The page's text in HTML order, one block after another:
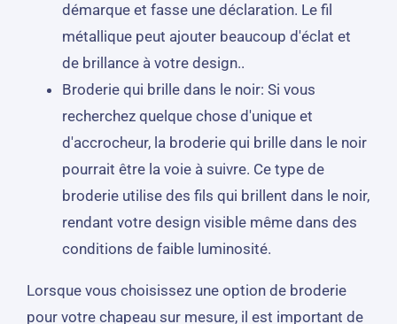
démarque et fasse une déclaration. Le fil
métallique peut ajouter beaucoup d'éclat et
de brillance à votre design..
Broderie qui brille dans le noir: Si vous
recherchez quelque chose d'unique et
d'accrocheur, la broderie qui brille dans le noir
pourrait être la voie à suivre. Ce type de
broderie utilise des fils qui brillent dans le noir,
rendant votre design visible même dans des
conditions de faible luminosité.
Lorsque vous choisissez une option de broderie
pour votre chapeau sur mesure, il est important de